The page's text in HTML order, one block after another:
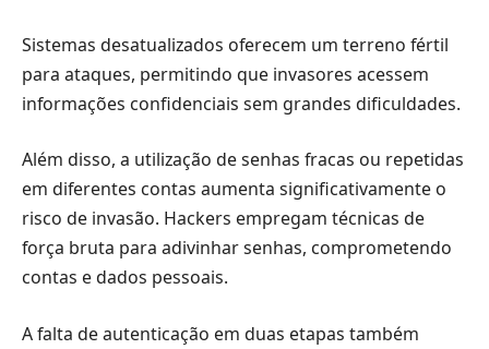
Sistemas desatualizados oferecem um terreno fértil
para ataques, permitindo que invasores acessem
informações confidenciais sem grandes dificuldades.
Além disso, a utilização de senhas fracas ou repetidas
em diferentes contas aumenta significativamente o
risco de invasão. Hackers empregam técnicas de
força bruta para adivinhar senhas, comprometendo
contas e dados pessoais.
A falta de autenticação em duas etapas também